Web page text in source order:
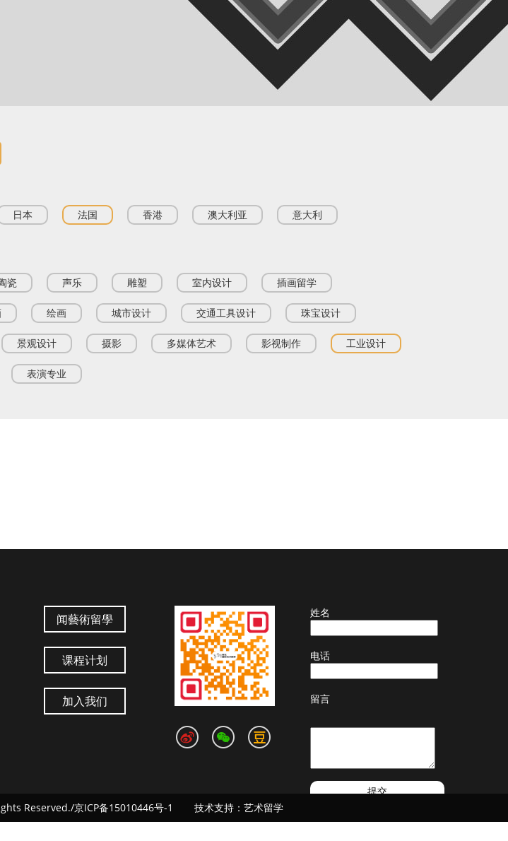
日本 法国 香港 澳大利亚 意大利
瓷 声乐 雕塑 室内设计 插画留学
绘画 城市设计 交通工具设计 珠宝设计
景观设计 摄影 多媒体艺术 影视制作 工业设计
表演专业
闻藝術留學
课程计划
加入我们
姓名
电话
留言
北京闻艺致美艺术类留学生出国
Reserved./京ICP备15010446号-1 技术支持： 艺术留学